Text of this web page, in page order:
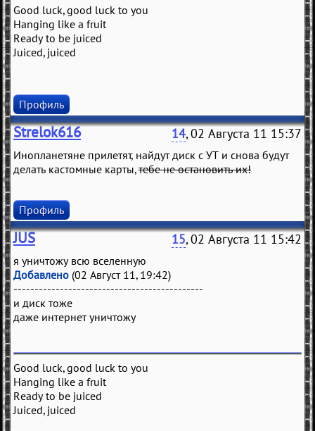
Good luck, good luck to you
Hanging like a fruit
Ready to be juiced
Juiced, juiced
Профиль
Strelok616 14, 02 Августа 11 15:37
Инопланетяне прилетят, найдут диск с УТ и снова будут
делать кастомные карты,тебе не остановить их!
Профиль
JUS 15, 02 Августа 11 15:42
я уничтожу всю вселенную
Добавлено (02 Август 11, 19:42)
---------------------------------------------
и диск тоже
даже интернет уничтожу
Good luck, good luck to you
Hanging like a fruit
Ready to be juiced
Juiced, juiced